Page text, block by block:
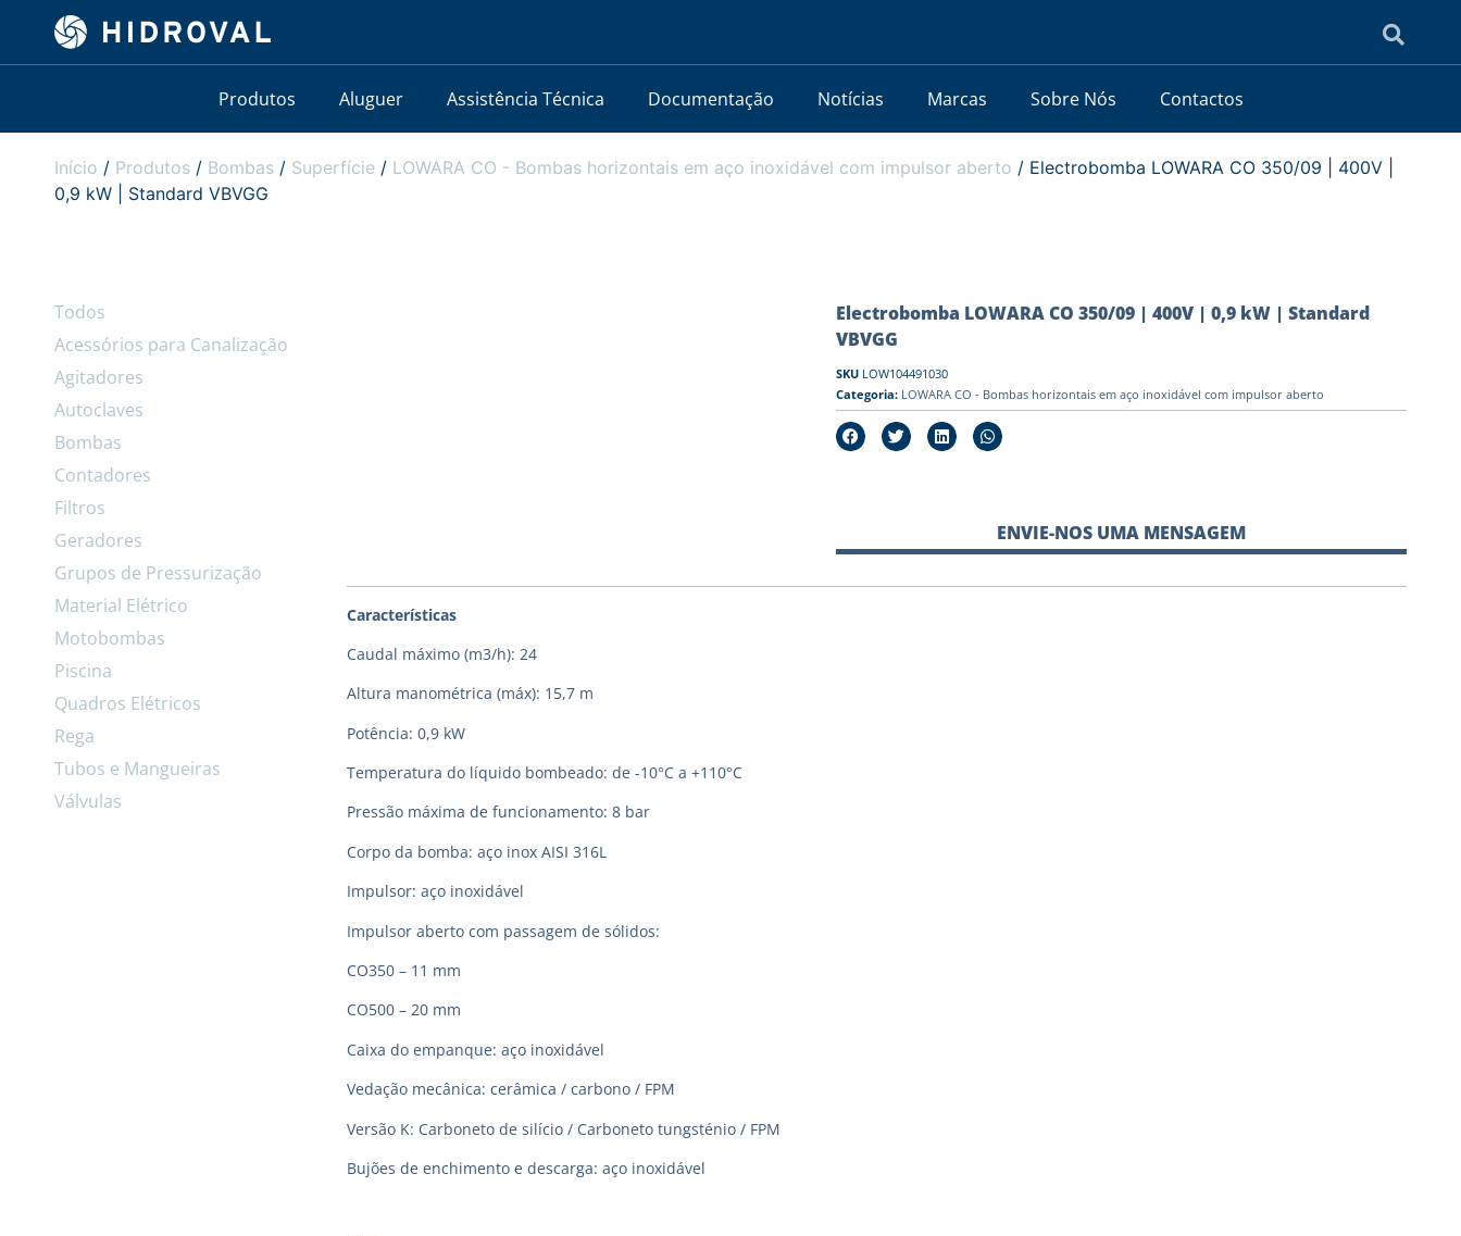
Produtos Aluguer Assistência Técnica Documentação Notícias Marcas Sobre Nós Contactos
Início / Produtos / Bombas / Superfície / LOWARA CO - Bombas horizontais em aço inoxidável com impulsor aberto / Electrobomba LOWARA CO 350/09 | 400V |
0,9 kW | Standard VBVGG
Todos
Acessórios para Canalização
Agitadores
Autoclaves
Bombas
Contadores
Filtros
Geradores
Grupos de Pressurização
Material Elétrico
Motobombas
Piscina
Quadros Elétricos
Rega
Tubos e Mangueiras
Válvulas
Electrobomba LOWARA CO 350/09 | 400V | 0,9 kW | Standard
VBVGG
SKU LOW104491030
Categoria: LOWARA CO - Bombas horizontais em aço inoxidável com impulsor aberto
ENVIE-NOS UMA MENSAGEM
Características
Caudal máximo (m3/h): 24
Altura manométrica (máx): 15,7 m
Potência: 0,9 kW
Temperatura do líquido bombeado: de -10°C a +110°C
Pressão máxima de funcionamento: 8 bar
Corpo da bomba: aço inox AISI 316L
Impulsor: aço inoxidável
Impulsor aberto com passagem de sólidos:
CO350 – 11 mm
CO500 – 20 mm
Caixa do empanque: aço inoxidável
Vedação mecânica: cerâmica / carbono / FPM
Versão K: Carboneto de silício / Carboneto tungsténio / FPM
Bujões de enchimento e descarga: aço inoxidável